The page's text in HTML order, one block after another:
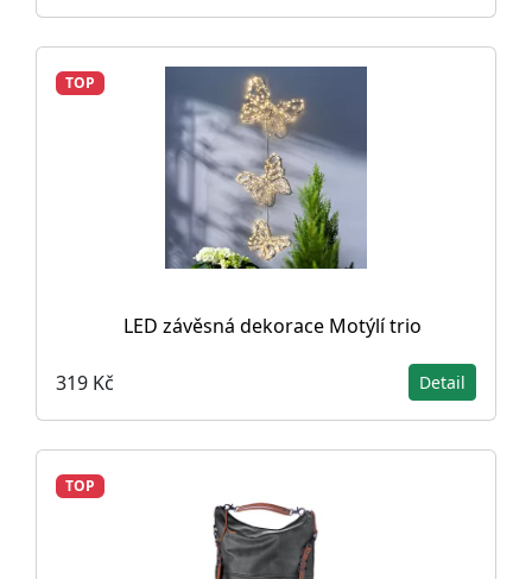
TOP
LED závěsná dekorace Motýlí trio
319 Kč Detail
TOP